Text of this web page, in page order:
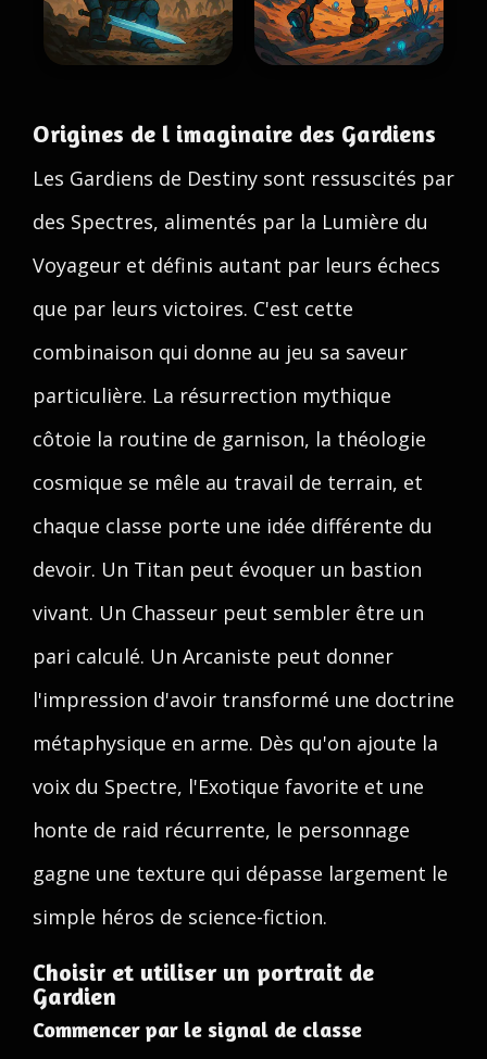
Origines de l imaginaire des Gardiens
Les Gardiens de Destiny sont ressuscités par
des Spectres, alimentés par la Lumière du
Voyageur et définis autant par leurs échecs
que par leurs victoires. C'est cette
combinaison qui donne au jeu sa saveur
particulière. La résurrection mythique
côtoie la routine de garnison, la théologie
cosmique se mêle au travail de terrain, et
chaque classe porte une idée différente du
devoir. Un Titan peut évoquer un bastion
vivant. Un Chasseur peut sembler être un
pari calculé. Un Arcaniste peut donner
l'impression d'avoir transformé une doctrine
métaphysique en arme. Dès qu'on ajoute la
voix du Spectre, l'Exotique favorite et une
honte de raid récurrente, le personnage
gagne une texture qui dépasse largement le
simple héros de science-fiction.
Choisir et utiliser un portrait de
Gardien
Commencer par le signal de classe